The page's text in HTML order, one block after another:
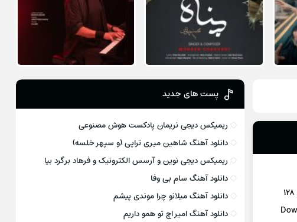
پست های جدید
ریمیکس دیجی نریمان پادکست هوش مصنوعی
دانلود آهنگ شاهین میری تراپی (و سپهر خلسه)
ریمیکس دیجی نوین و آرسس الکترونیک و فرهاد برگرد بیا
دانلود آهنگ سام بی وفا
دانلود آهنگ میلانو چرا موندی پیشم
دانلود آهنگ امیر اچ تو همو داریم